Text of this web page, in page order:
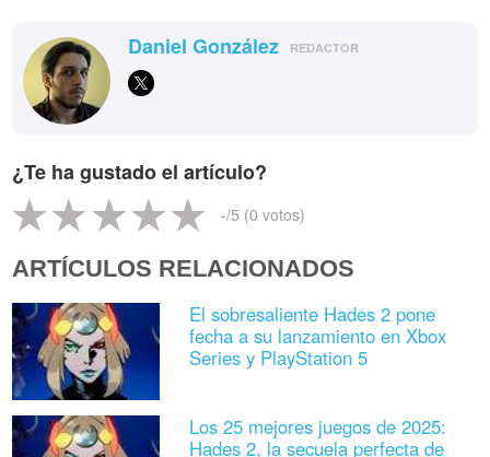
Daniel González REDACTOR
¿Te ha gustado el artículo?
-/5 (0 votos)
ARTÍCULOS RELACIONADOS
El sobresaliente Hades 2 pone
fecha a su lanzamiento en Xbox
Series y PlayStation 5
Los 25 mejores juegos de 2025:
Hades 2, la secuela perfecta de